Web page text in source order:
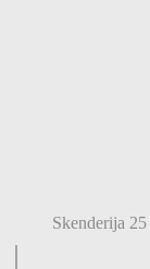
Skenderija